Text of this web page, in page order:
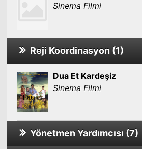
Sinema Filmi
Reji Koordinasyon (1)
Dua Et Kardeşiz
Sinema Filmi
Yönetmen Yardımcısı (7)